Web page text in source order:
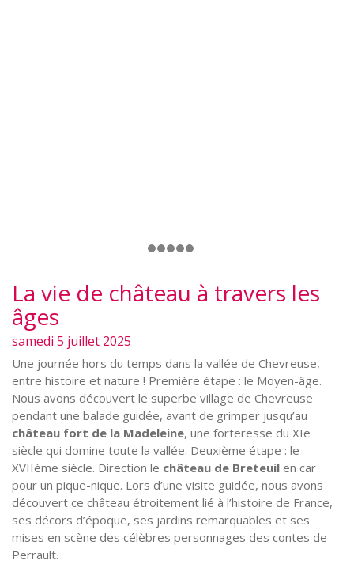
La vie de château à travers les
âges
samedi 5 juillet 2025
Une journée hors du temps dans la vallée de Chevreuse,
entre histoire et nature ! Première étape : le Moyen-âge.
Nous avons découvert le superbe village de Chevreuse
pendant une balade guidée, avant de grimper jusqu’au
château fort de la Madeleine, une forteresse du XIe
siècle qui domine toute la vallée. Deuxième étape : le
XVIIème siècle. Direction le château de Breteuil en car
pour un pique-nique. Lors d’une visite guidée, nous avons
découvert ce château étroitement lié à l’histoire de France,
ses décors d’époque, ses jardins remarquables et ses
mises en scène des célèbres personnages des contes de
Perrault.